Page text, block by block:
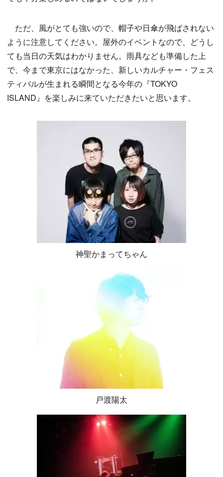
ただ、風がとても強いので、帽子や日傘が飛ばされない
ように注意してください。屋外のイベントなので、どうし
ても当日の天気はわかりません。雨具なども準備した上
で、今まで東京にはなかった、新しいカルチャー・フェス
ティバルが生まれる瞬間となる今年の『TOKYO
ISLAND』を楽しみに来ていただきたいと思います。
神聖かまってちゃん
戸渡陽太